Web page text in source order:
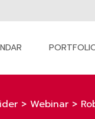
> Webinar >